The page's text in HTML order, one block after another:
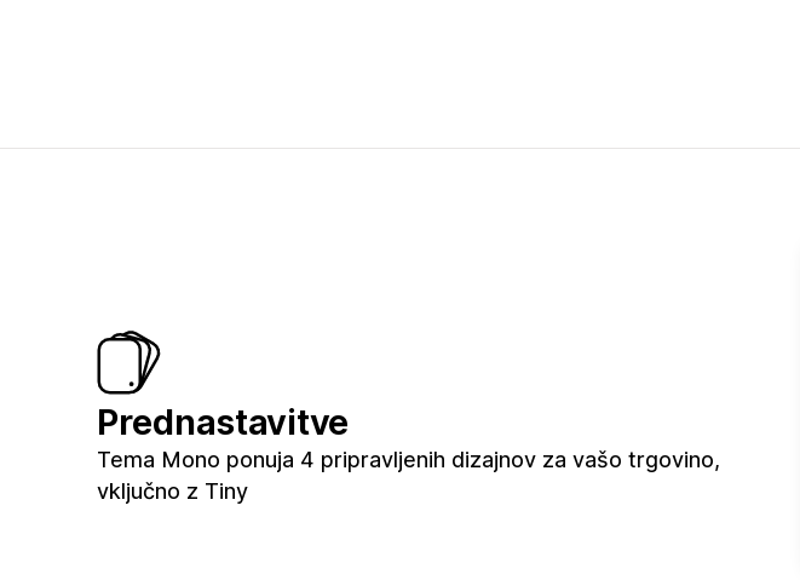
Prednastavitve
Tema Mono ponuja 4 pripravljenih dizajnov za vašo trgovino,
vključno z Tiny